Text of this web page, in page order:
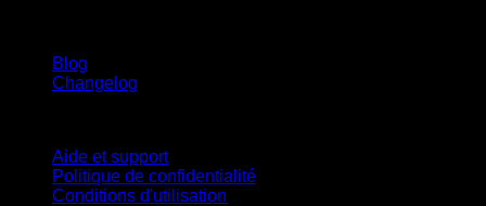
Blog
Changelog
Aide et support
Politique de confidentialité
Conditions d'utilisation